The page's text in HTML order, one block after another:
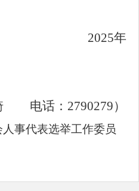
2025年
电话： 2790279）
人事代表选举工作委员